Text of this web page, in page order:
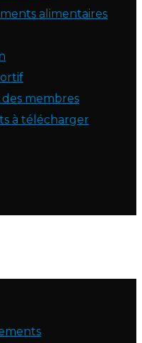
alimentaires
membres
à télécharger